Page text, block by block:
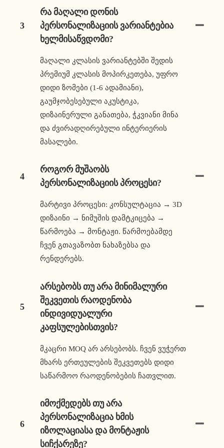
3
Რა Მაღალი Დონის
Პერსონალიზაციის Ვარიანტებია
Ხელმისაწვდომი?
მაღალი კლასის ვარიანტებში შედის
პრემიუმ კლასის მოპირკეთება, უფრო
დიდი ზომები (1-6 ადამიანი),
გაუმჯობესებული აკუსტიკა,
დიზაინერული განათება, ჭკვიანი მინა
და ძვირადღირებული ინტერიერის
მასალები.
4
Როგორ Მუშაობს
Პერსონალიზაციის Პროცესი?
მარტივი პროცესი: კონსულტაცია → 3D
დიზაინი → ნიმუშის დამტკიცება →
წარმოება → მონტაჟი. წარმოებამდე
ჩვენ გთავაზობთ ნახაზებსა და
რენდერებს.
5
Არსებობს Თუ Არა Მინიმალური
Შეკვეთის Რაოდენობა
Ინდივიდუალური
Კაფსულებისთვის?
მკაცრი MOQ არ არსებობს. ჩვენ ვუჭერთ
მხარს ერთეულების შეკვეთებს დიდი
საწარმოო რაოდენობების ჩათვლით.
6
Იმოქმედებს Თუ Არა
Პერსონალიზაცია Ხმის
Იზოლაციასა Და Მონტაჟის
Სიჩქარეზე?